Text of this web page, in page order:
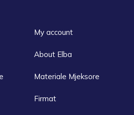
My account
About Elba
Materiale Mjeksore
Firmat